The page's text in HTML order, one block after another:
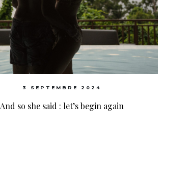
3 SEPTEMBRE 2024
And so she said : let’s begin again